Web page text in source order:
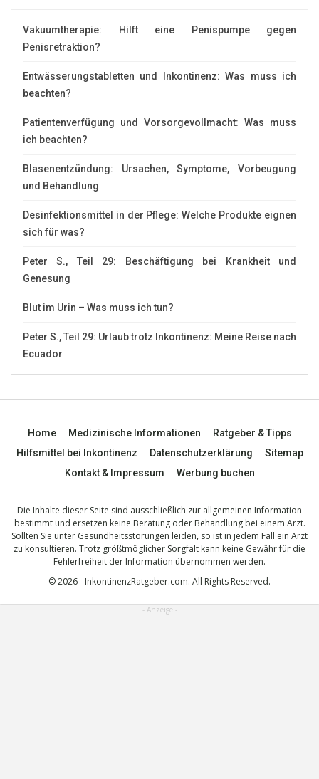
Vakuumtherapie: Hilft eine Penispumpe gegen
Penisretraktion?
Entwässerungstabletten und Inkontinenz: Was muss ich
beachten?
Patientenverfügung und Vorsorgevollmacht: Was muss
ich beachten?
Blasenentzündung: Ursachen, Symptome, Vorbeugung
und Behandlung
Desinfektionsmittel in der Pflege: Welche Produkte eignen
sich für was?
Peter S., Teil 29: Beschäftigung bei Krankheit und
Genesung
Blut im Urin – Was muss ich tun?
Peter S., Teil 29: Urlaub trotz Inkontinenz: Meine Reise nach
Ecuador
Home Medizinische Informationen
Ratgeber & Tipps
Hilfsmittel bei Inkontinenz
Datenschutzerklärung
Sitemap
Kontakt & Impressum
Werbung buchen
Die Inhalte dieser Seite sind ausschließlich zur allgemeinen Information
bestimmt und ersetzen keine Beratung oder Behandlung bei einem Arzt.
Sollten Sie unter Gesundheitsstörungen leiden, so ist in jedem Fall ein Arzt
zu konsultieren. Trotz größtmöglicher Sorgfalt kann keine Gewähr für die
Fehlerfreiheit der Information übernommen werden.
© 2026 - InkontinenzRatgeber.com. All Rights Reserved.
- Anzeige -